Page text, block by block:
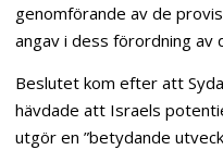
genomförande av de
angav i dess förordning av
Beslutet kom efter att
hävdade att Israels
utgör en ”betydande